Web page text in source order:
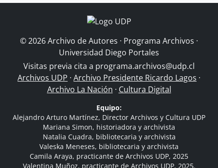
© 2026 Archivo de Autores · Programa Archivos ·
Universidad Diego Portales
Visitas previa cita a programa.archivos@udp.cl
Archivos UDP · Archivo Presidente Ricardo Lagos ·
Archivo La Nación · Cultura Digital
Equipo:
Alejandro Arturo Martínez, Director Archivos y Cultura UDP
Mariana Simon, historiadora y archivista
Natalia Cuadra, bibliotecaria y archivista
Valeska Meneses, bibliotecaria y archivista
Camila Araya, practicante de Archivos UDP, 2025
Valentina Muñoz, practicante de Archivos UDP, 2025.